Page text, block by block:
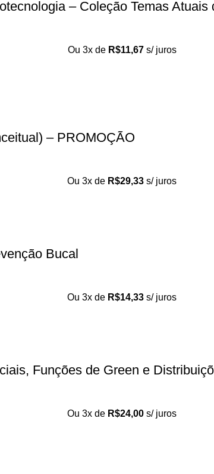
– Coleção Temas Atuais
Ou 3x de R$11,67 s/ juros
– PROMOÇÃO
Ou 3x de R$29,33 s/ juros
Bucal
Ou 3x de R$14,33 s/ juros
Funções de Green e
Ou 3x de R$24,00 s/ juros